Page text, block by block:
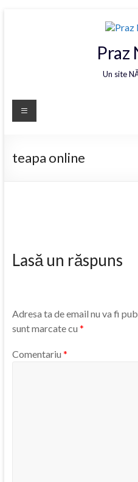
Praz
Un site
teapa online
Lasă un răspuns
Adresa ta de email nu va fi
sunt marcate cu *
Comentariu *